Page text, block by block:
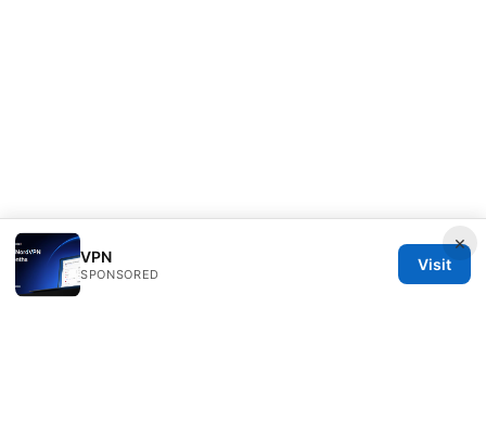
×
VPN
SPONSORED
Visit